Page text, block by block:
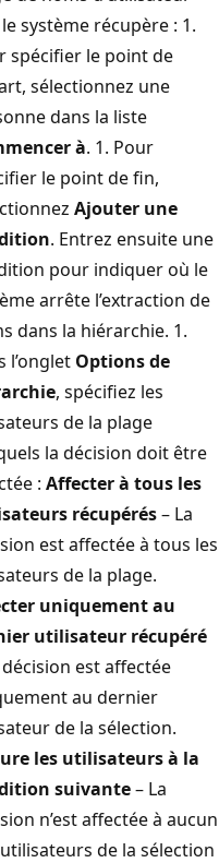
système récupère : 1.
spécifier le point de
sélectionnez une
dans la liste
à. 1. Pour
le point de fin,
Ajouter une
. Entrez ensuite une
pour indiquer où le
arrête l’extraction de
dans la hiérarchie. 1.
l’onglet Options de
, spécifiez les
de la plage
la décision doit être
: Affecter à tous les
récupérés– La
est affectée à tous les
de la plage.
uniquement au
utilisateur récupéré
décision est affectée
au dernier
de la sélection.
les utilisateurs à la
suivante– La
n’est affectée à aucun
de la sélection